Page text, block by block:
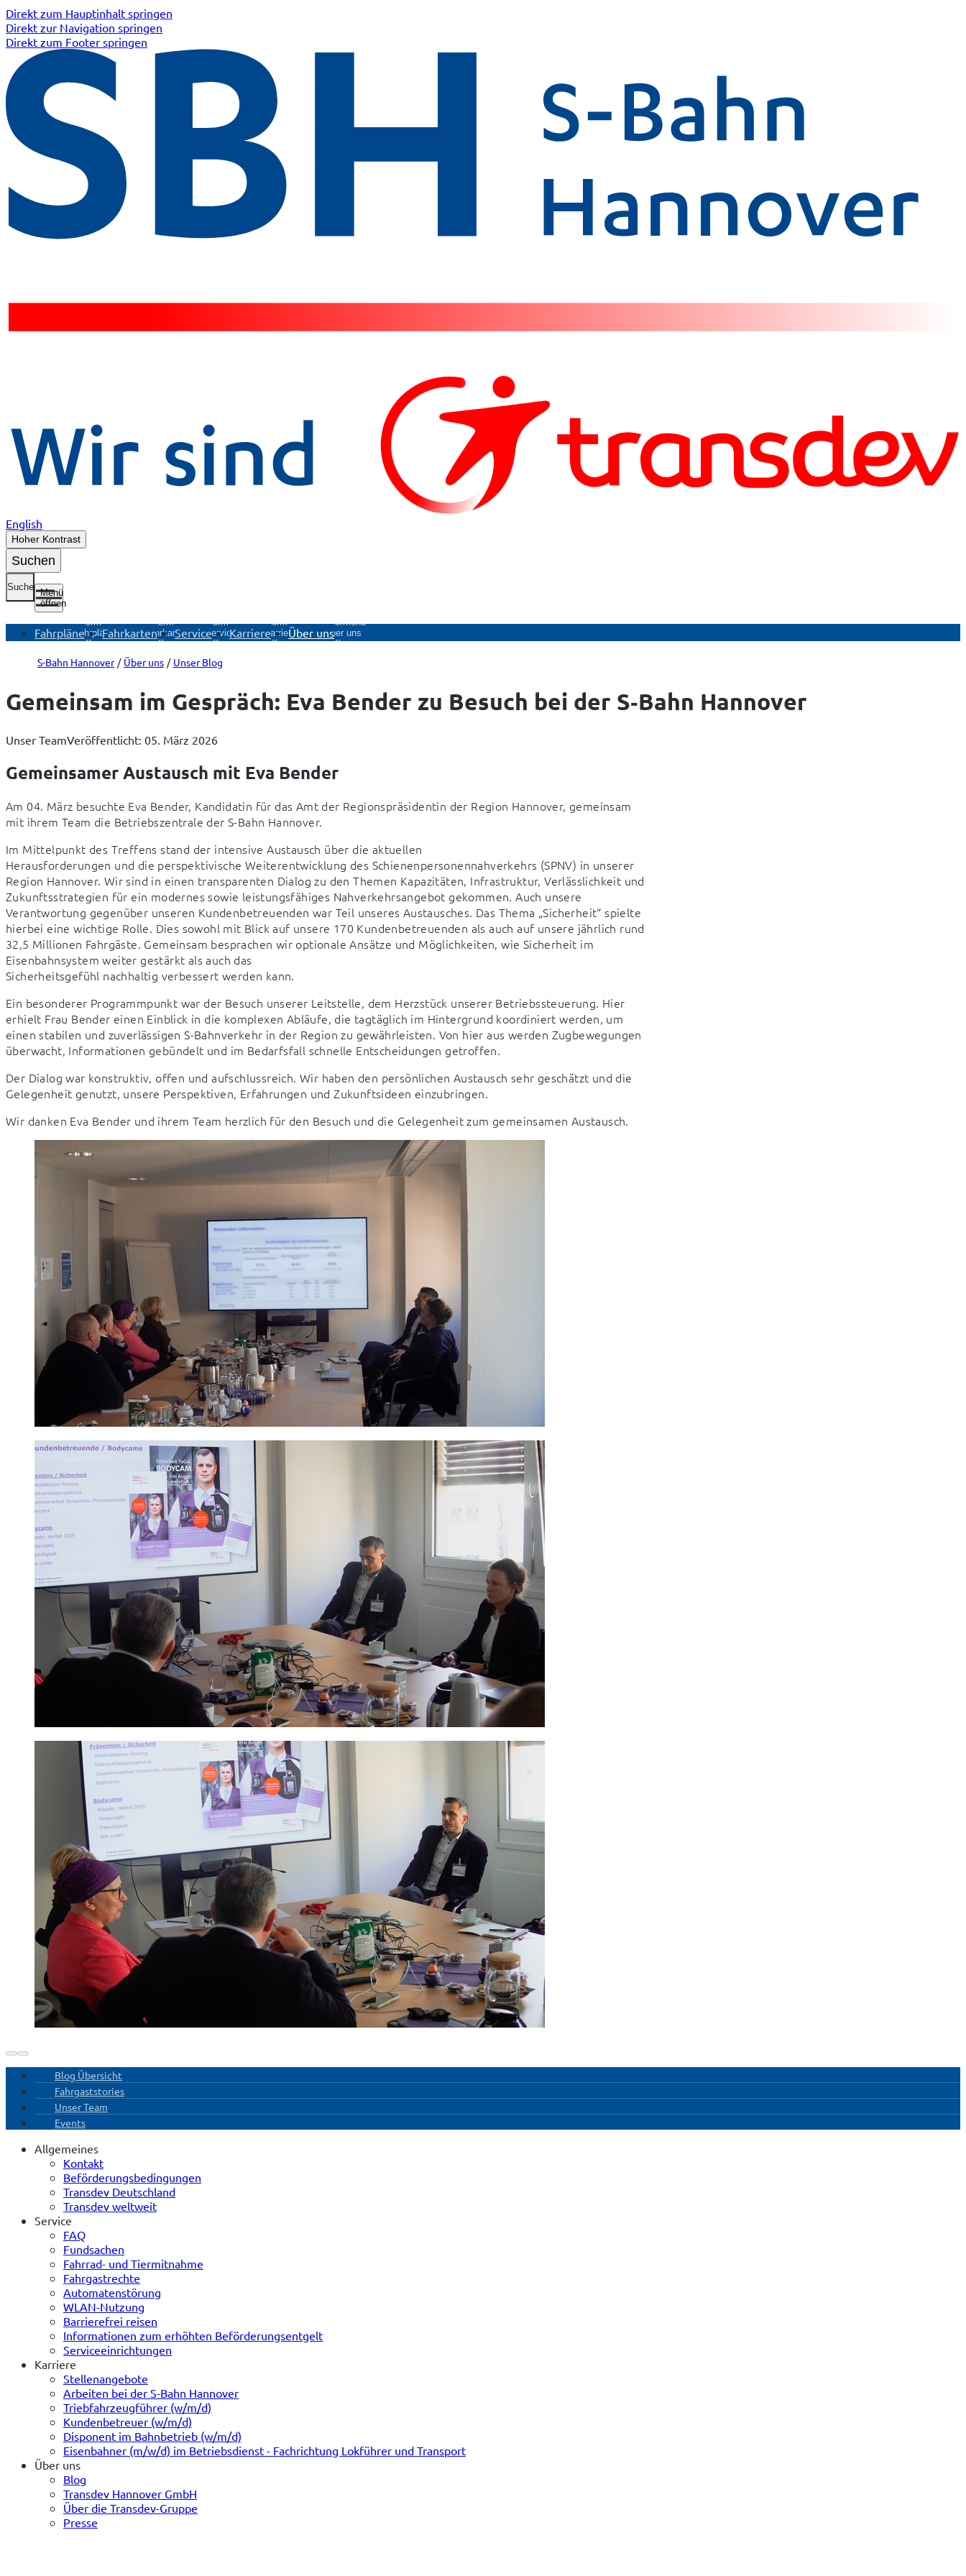
Direkt zum Hauptinhalt springen
Direkt zur Navigation springen
Direkt zum Footer springen
English
Hoher Kontrast
Suchen
Suche
Menü
öffnen
Fahrpläne
Untermenü
Fahrpläne
öffnen
Fahrkarten
Untermenü
Fahrkarten
öffnen
Service
Untermenü
Service
öffnen
Karriere
Untermenü
Karriere
öffnen
Über uns
Untermenü
Über uns
öffnen
S-Bahn Hannover Über uns Unser Blog
Gemeinsam im Gespräch: Eva Bender zu Besuch bei der S‑Bahn Hannover
Unser TeamVeröffentlicht: 05. März 2026
Gemeinsamer Austausch mit Eva Bender
Am 04. März besuchte Eva Bender, Kandidatin für das Amt der Regionspräsidentin der Region Hannover, gemeinsam
mit ihrem Team die Betriebszentrale der S-Bahn Hannover.
Im Mittelpunkt des Treffens stand der intensive Austausch über die aktuellen
Herausforderungen und die perspektivische Weiterentwicklung des Schienenpersonennahverkehrs (SPNV) in unserer
Region Hannover. Wir sind in einen transparenten Dialog zu den Themen Kapazitäten, Infrastruktur, Verlässlichkeit und
Zukunftsstrategien für ein modernes sowie leistungsfähiges Nahverkehrsangebot gekommen. Auch unsere
Verantwortung gegenüber unseren Kundenbetreuenden war Teil unseres Austausches. Das Thema „Sicherheit“ spielte
hierbei eine wichtige Rolle. Dies sowohl mit Blick auf unsere 170 Kundenbetreuenden als auch auf unsere jährlich rund
32,5 Millionen Fahrgäste. Gemeinsam besprachen wir optionale Ansätze und Möglichkeiten, wie Sicherheit im
Eisenbahnsystem weiter gestärkt als auch das
Sicherheitsgefühl nachhaltig verbessert werden kann.
Ein besonderer Programmpunkt war der Besuch unserer Leitstelle, dem Herzstück unserer Betriebssteuerung. Hier
erhielt Frau Bender einen Einblick in die komplexen Abläufe, die tagtäglich im Hintergrund koordiniert werden, um
einen stabilen und zuverlässigen S-Bahnverkehr in der Region zu gewährleisten. Von hier aus werden Zugbewegungen
überwacht, Informationen gebündelt und im Bedarfsfall schnelle Entscheidungen getroffen.
Der Dialog war konstruktiv, offen und aufschlussreich. Wir haben den persönlichen Austausch sehr geschätzt und die
Gelegenheit genutzt, unsere Perspektiven, Erfahrungen und Zukunftsideen einzubringen.
Wir danken Eva Bender und ihrem Team herzlich für den Besuch und die Gelegenheit zum gemeinsamen Austausch.
Blog Übersicht
Fahrgaststories
Unser Team
Events
Allgemeines
Kontakt
Beförderungsbedingungen
Transdev Deutschland
Transdev weltweit
Service
FAQ
Fundsachen
Fahrrad- und Tiermitnahme
Fahrgastrechte
Automatenstörung
WLAN-Nutzung
Barrierefrei reisen
Informationen zum erhöhten Beförderungsentgelt
Serviceeinrichtungen
Karriere
Stellenangebote
Arbeiten bei der S-Bahn Hannover
Triebfahrzeugführer (w/m/d)
Kundenbetreuer (w/m/d)
Disponent im Bahnbetrieb (w/m/d)
Eisenbahner (m/w/d) im Betriebsdienst - Fachrichtung Lokführer und Transport
Über uns
Blog
Transdev Hannover GmbH
Über die Transdev-Gruppe
Presse